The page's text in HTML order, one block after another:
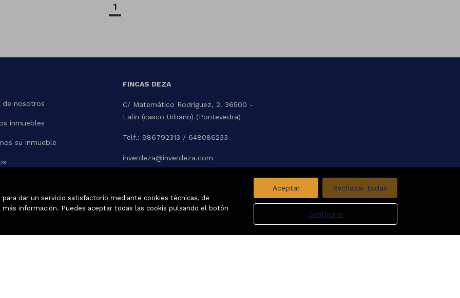
dar un servicio satisfactorio mediante cookies técnicas, de
más información. Puedes aceptar todas las cookis pulsando el botón
Aceptar Rechazar todas
Configurar
1
de nosotros
inmuebles
su inmueble
FINCAS DEZA
C/ Matemático Rodríguez, 2. 36500 -
Lalin (casco Urbano) (Pontevedra)
Telf.: 986792313 / 648086233
inverdeza@inverdeza.com